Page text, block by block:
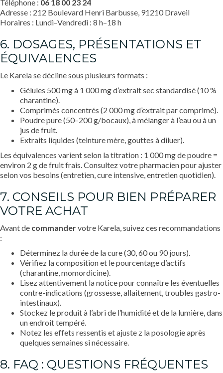
Téléphone : 06 18 00 23 24
Adresse : 212 Boulevard Henri Barbusse, 91210 Draveil
Horaires : Lundi–Vendredi : 8 h–18 h
6. DOSAGES, PRÉSENTATIONS ET
ÉQUIVALENCES
Le Karela se décline sous plusieurs formats :
Gélules 500 mg à 1 000 mg d’extrait sec standardisé (10 %
charantine).
Comprimés concentrés (2 000 mg d’extrait par comprimé).
Poudre pure (50–200 g/bocaux), à mélanger à l’eau ou à un
jus de fruit.
Extraits liquides (teinture mère, gouttes à diluer).
Les équivalences varient selon la titration : 1 000 mg de poudre =
environ 2 g de fruit frais. Consultez votre pharmacien pour ajuster
selon vos besoins (entretien, cure intensive, entretien quotidien).
7. CONSEILS POUR BIEN PRÉPARER
VOTRE ACHAT
Avant de commandervotre Karela, suivez ces recommandations
:
Déterminez la durée de la cure (30, 60 ou 90 jours).
Vérifiez la composition et le pourcentage d’actifs
(charantine, momordicine).
Lisez attentivement la notice pour connaître les éventuelles
contre-indications (grossesse, allaitement, troubles gastro-
intestinaux).
Stockez le produit à l’abri de l’humidité et de la lumière, dans
un endroit tempéré.
Notez les effets ressentis et ajuste z la posologie après
quelques semaines si nécessaire.
8. FAQ : QUESTIONS FRÉQUENTES